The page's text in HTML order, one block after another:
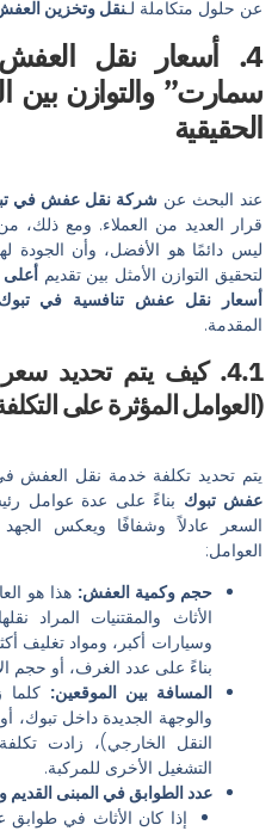
لـنقل وتخزين العفش بتبوك
نقل العفش في
بين الجودة
عنشركة نقل عفش في تبوك، تعتبر
من العملاء. ومع ذلك، من المهم
الأفضل، وأن الجودة لها ثمنها. في
الأمثل بين تقديمأعلى مستويات
عفش تنافسية في تبوكتعكس
يتم تحديد سعر نقل
المؤثرة على التكلفة مع
خدمة نقل العفش في هاوس
على عدة عوامل رئيسية،
وشفافًا ويعكس الجهد والموارد
العفش:هذا هو العامل
والمقتنيات المراد نقلها، زادت
أكبر، ومواد تغليف أكثر، وبالتالي
عدد الغرف، أو حجم الأثاث بالتقدير
بين الموقعين:كلما زادت
الجديدة داخل تبوك، أو بين تبوك
الخارجي)، زادت تكلفة الوقود،
الأخرى للمركبة.
في المبنى القديم والجديد
كان الأثاث في طوابق عليا ولا يوجد